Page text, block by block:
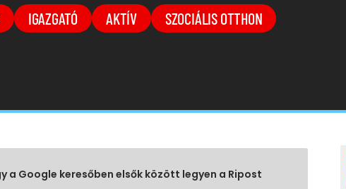
IGAZGATÓ AKTÍV SZOCIÁLIS OTTHON
Google keresőben elsők között legyen a Ripost